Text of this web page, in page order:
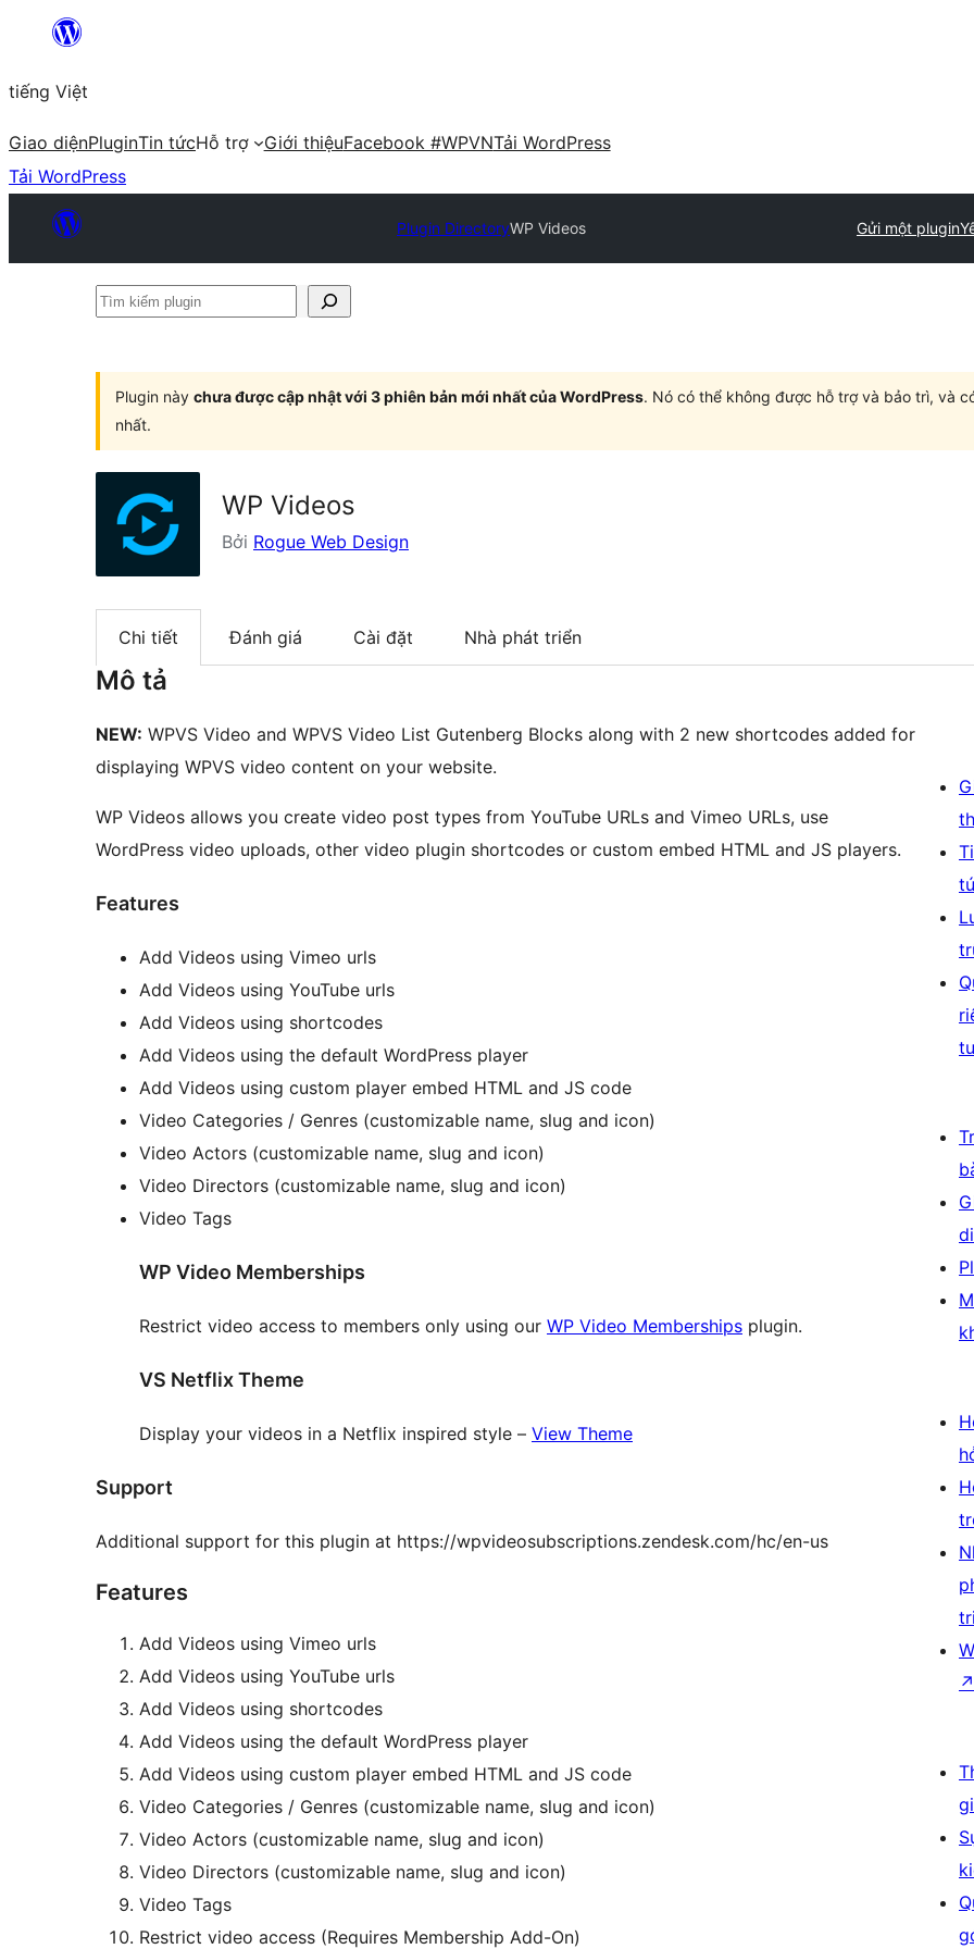
Chuyển
phần
nội
dung
tiếng Việt
Giao diệnPluginTin tứcHỗ trợ Giới thiệuFacebook #WPVNTải WordPress
Tải WordPress
Plugin DirectoryWP Videos Gửi một plugin
Tìm
Plugin này chưa được cập nhật với 3 phiên bản mới nhất của WordPress. Nó có thể không được hỗ trợ và bảo trì, và
nhất.
WP Videos
Bởi Rogue Web Design
Chi tiết Đánh giá Cài đặt Nhà phát triển
Mô tả
NEW: WPVS Video and WPVS Video List Gutenberg Blocks along with 2 new shortcodes added for
displaying WPVS video content on your website.
WP Videos allows you create video post types from YouTube URLs and Vimeo URLs, use
WordPress video uploads, other video plugin shortcodes or custom embed HTML and JS players.
Features
Add Videos using Vimeo urls
Add Videos using YouTube urls
Add Videos using shortcodes
Add Videos using the default WordPress player
Add Videos using custom player embed HTML and JS code
Video Categories / Genres (customizable name, slug and icon)
Video Actors (customizable name, slug and icon)
Video Directors (customizable name, slug and icon)
Video Tags
WP Video Memberships
Restrict video access to members only using our WP Video Memberships plugin.
VS Netflix Theme
Display your videos in a Netflix inspired style – View Theme
Support
Additional support for this plugin at https://wpvideosubscriptions.zendesk.com/hc/en-us
Features
Add Videos using Vimeo urls
Add Videos using YouTube urls
Add Videos using shortcodes
Add Videos using the default WordPress player
Add Videos using custom player embed HTML and JS code
Video Categories / Genres (customizable name, slug and icon)
Video Actors (customizable name, slug and icon)
Video Directors (customizable name, slug and icon)
Video Tags
Restrict video access (Requires Membership Add-On)
↗